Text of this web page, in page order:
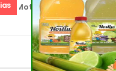
desaparecido é
Home/
RIO